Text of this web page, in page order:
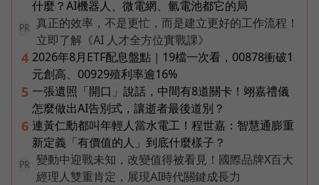
什麼？AI機器人、微電網、氫電池都它的局
PR
真正的效率，不是更忙，而是建立更好的工作流程！
立即了解《AI 人才全方位實戰課》
4 2026年8月ETF配息盤點｜19檔一次看，00878衝破1
元創高、00929殖利率逾16%
5 一張遺照「開口」說話，中間有8道關卡！翊嘉禮儀
怎麼做出AI告別式，讓逝者最後道別？
6 連黃仁勳都叫年輕人當水電工！程世嘉：智慧通膨重
新定義「有價值的人」到底什麼樣子？
PR
變動中迎戰未知，改變值得被看見！國際品牌X百大
經理人雙重肯定，展現AI時代關鍵成長力